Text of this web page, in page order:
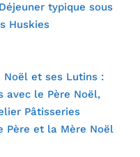
typique sous
Huskies
Noël et ses Lutins :
avec le Père Noël,
Pâtisseries
Père et la Mère Noël